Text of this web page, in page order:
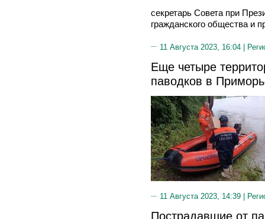
секретарь Совета при
гражданского общества и
11 Августа 2023, 16:04 |
Еще четыре
паводков в
11 Августа 2023, 14:39 |
Пострадавшие от